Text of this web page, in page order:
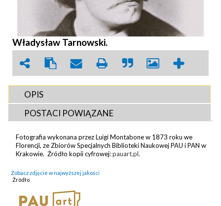
Władysław Tarnowski.
OPIS
POSTACI POWIĄZANE
Fotografia wykonana przez Luigi Montabone w 1873 roku we
Florencji, ze Zbiorów Specjalnych Biblioteki Naukowej PAU i PAN w
Krakowie. Źródło kopii cyfrowej:pauart.pl.
Zobacz zdjęcie w najwyższej jakości
Źródło